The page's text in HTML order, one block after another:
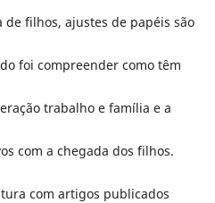
filhos, ajustes de papéis são
foi compreender como têm
trabalho e família e a
com a chegada dos filhos.
com artigos publicados